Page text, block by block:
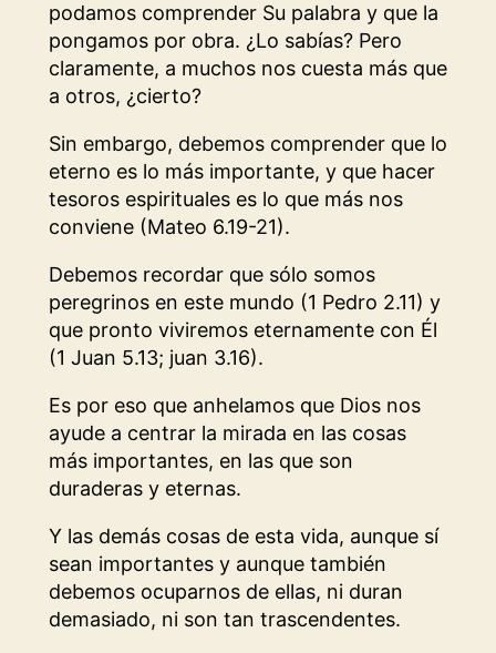
podamos comprender Su palabra y que la
pongamos por obra. ¿Lo sabías? Pero
claramente, a muchos nos cuesta más que
a otros, ¿cierto?
Sin embargo, debemos comprender que lo
eterno es lo más importante, y que hacer
tesoros espirituales es lo que más nos
conviene (Mateo 6.19-21).
Debemos recordar que sólo somos
peregrinos en este mundo (1 Pedro 2.11) y
que pronto viviremos eternamente con Él
(1 Juan 5.13; juan 3.16).
Es por eso que anhelamos que Dios nos
ayude a centrar la mirada en las cosas
más importantes, en las que son
duraderas y eternas.
Y las demás cosas de esta vida, aunque sí
sean importantes y aunque también
debemos ocuparnos de ellas, ni duran
demasiado, ni son tan trascendentes.